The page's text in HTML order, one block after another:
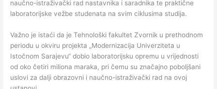
naučno-istraživački rad nastavnika i saradnika te praktične
laboratorijske vežbe studenata na svim ciklusima studija.
Važno je istaći da je Tehnološki fakultet Zvornik u prethodnom
periodu u okviru projekta „Modernizacija Univerziteta u
Istočnom Sarajevu“ dobio laboratorijsku opremu u vrijednosti
od oko četiri miliona maraka, pri čemu su značajno pobolјšani
uslovi za dalјi obrazovni i naučno-istraživački rad na ovoj